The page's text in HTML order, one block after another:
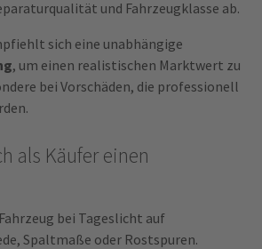
und Fahrzeugklasse ab.
sich eine unabhängige
, um einen realistischen Marktwert zu
bei Vorschäden, die professionell
als Käufer einen
bei Tageslicht auf
Spaltmaße oder Rostspuren.